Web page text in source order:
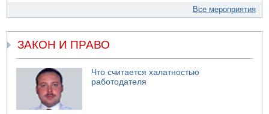
Все мероприятия
ЗАКОН И ПРАВО
Что считается халатностью
работодателя